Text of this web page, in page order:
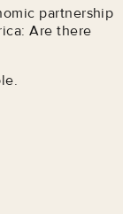
partnership
Are there